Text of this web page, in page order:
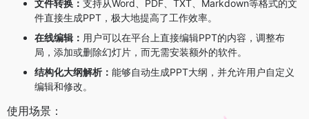
文件转换： 支持从Word、PDF、TXT、Markdown等格式的文
件直接生成PPT，极大地提高了工作效率。
在线编辑： 用户可以在平台上直接编辑PPT的内容，调整布
局，添加或删除幻灯片，而无需安装额外的软件。
结构化大纲解析： 能够自动生成PPT大纲，并允许用户自定义
编辑和修改。
使用场景：